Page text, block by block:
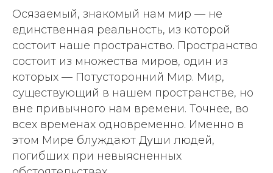
Осязаемый, знакомый нам мир — не
единственная реальность, из которой
состоит наше пространство. Пространство
состоит из множества миров, один из
которых — Потусторонний Мир. Мир,
существующий в нашем пространстве, но
вне привычного нам времени. Точнее, во
всех временах одновременно. Именно в
этом Мире блуждают Души людей,
погибших при невыясненных